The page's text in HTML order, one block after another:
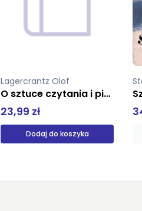
Starnone Domenico
Sznurówki
34,99 zł
Produkt niedostępny